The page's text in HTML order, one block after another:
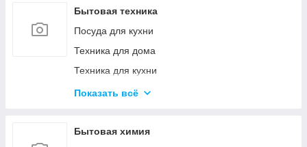
Товары для творчества
Бытовая техника
Посуда для кухни
Техника для дома
Техника для кухни
Красота и здоровье
Кулеры для воды
Показать всё
Бытовая химия